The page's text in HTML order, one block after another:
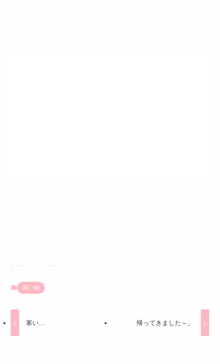
買い物
寒い… 帰ってきました～。